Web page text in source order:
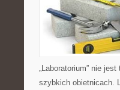
„Laboratorium” nie
szybkich obietnicach.